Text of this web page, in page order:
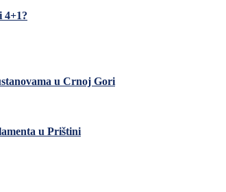
4+1?
u Crnoj Gori
u Prištini